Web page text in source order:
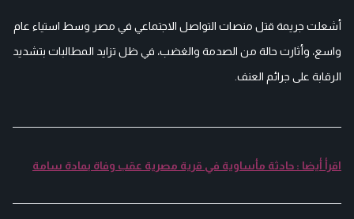
أشعلت جريمة قتل منصات التواصل الاجتماعي في مصر وسط استياء عام
واسع، وأثارت حالة من الصدمة والغضب، في ظل تزايد المطالبات بتشديد
الرقابة على جرائم العنف.
اقرأ أيضا : حادثة مأساوية في قرية مصرية عقب وفاة بمادة سامة